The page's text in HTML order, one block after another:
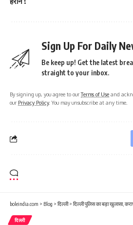
Sign Up For Daily
Be keep up! Get the latest
straight to your inbox.
By signing up, you agree to ourTerms of Use and
our Privacy Policy. You may unsubscribe at any time.
boleindia.com > Blog > दिल्ली> दिल्ली पुलिस का बड़ा खुलासा,
दिल्ली